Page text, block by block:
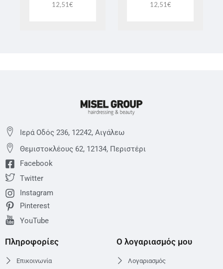
12,51€ 12,51€
Ιερά Οδός 236, 12242, Αιγάλεω
Θεμιστoκλέους 62, 12134, Περιστέρι
Facebook
Twitter
Instagram
Pinterest
YouTube
Πληροφορίες
Επικοινωνία
Ο λογαριασμός μου
Λογαριασμός